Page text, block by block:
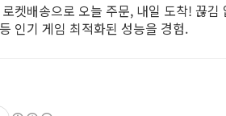
켓배송으로 오늘 주문, 내일 도착! 끊김
인기 게임 최적화된 성능을 경험.